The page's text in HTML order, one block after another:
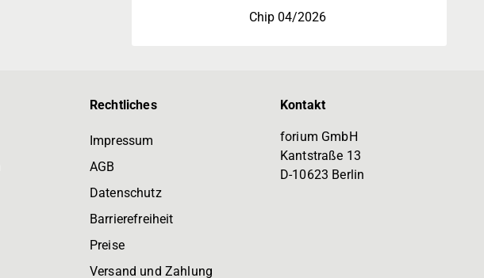
Chip 04/2026
Rechtliches
Impressum
AGB
Datenschutz
Barrierefreiheit
Preise
Versand und Zahlung
Kontakt
forium GmbH
Kantstraße 13
D-10623 Berlin